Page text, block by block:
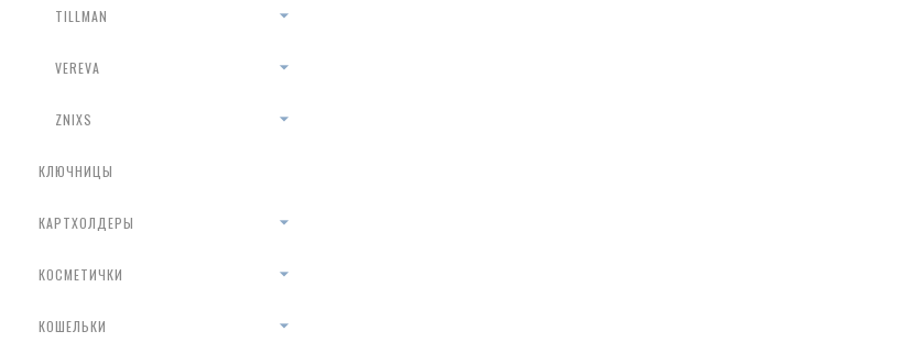
TILLMAN
VEREVA
ZNIXS
КЛЮЧНИЦЫ
КАРТХОЛДЕРЫ
КОСМЕТИЧКИ
КОШЕЛЬКИ